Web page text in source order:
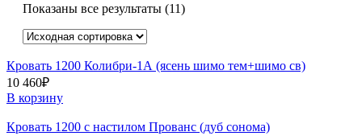
Показаны все результаты (11)
Кровать 1200 Колибри-1А (ясень шимо тем+шимо св)
10 460₽
В корзину
Кровать 1200 с настилом Прованс (дуб сонома)